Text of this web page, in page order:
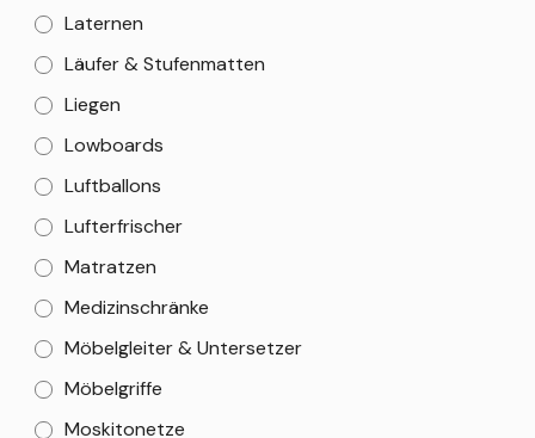
Laternen
Läufer & Stufenmatten
Liegen
Lowboards
Luftballons
Lufterfrischer
Matratzen
Medizinschränke
Möbelgleiter & Untersetzer
Möbelgriffe
Moskitonetze